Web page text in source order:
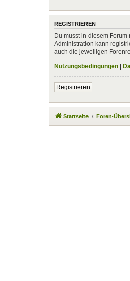
REGISTRIEREN
Du musst in diesem
Administration kann
auch die jeweiligen
Nutzungsbedingungen
Registrieren
Startseite Foren-